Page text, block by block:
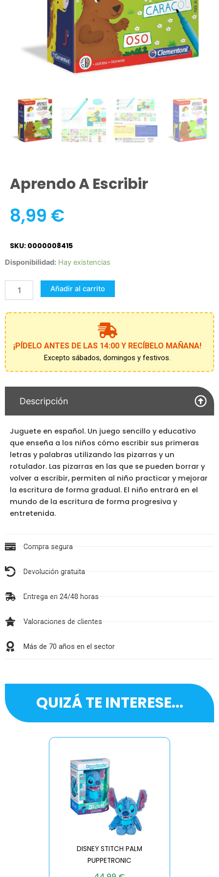
Aprendo A Escribir
8,99 €
SKU: 0000008415
Disponibilidad: Hay existencias
Aprendo
Escribir
cantidad
Añadir al carrito
¡PÍDELO ANTES DE LAS 14:00 Y RECÍBELO MAÑANA!
Excepto sábados, domingos y festivos.
Descripción
Juguete en español. Un juego sencillo y educativo
que enseña a los niños cómo escribir sus primeras
letras y palabras utilizando las pizarras y un
rotulador. Las pizarras en las que se pueden borrar y
volver a escribir, permiten al niño practicar y mejorar
la escritura de forma gradual. El niño entrará en el
mundo de la escritura de forma progresiva y
entretenida.
Compra segura
Devolución gratuita
Entrega en 24/48 horas
Valoraciones de clientes
Más de 70 años en el sector
QUIZÁ TE INTERESE...
DISNEY STITCH PALM
PUPPETRONIC